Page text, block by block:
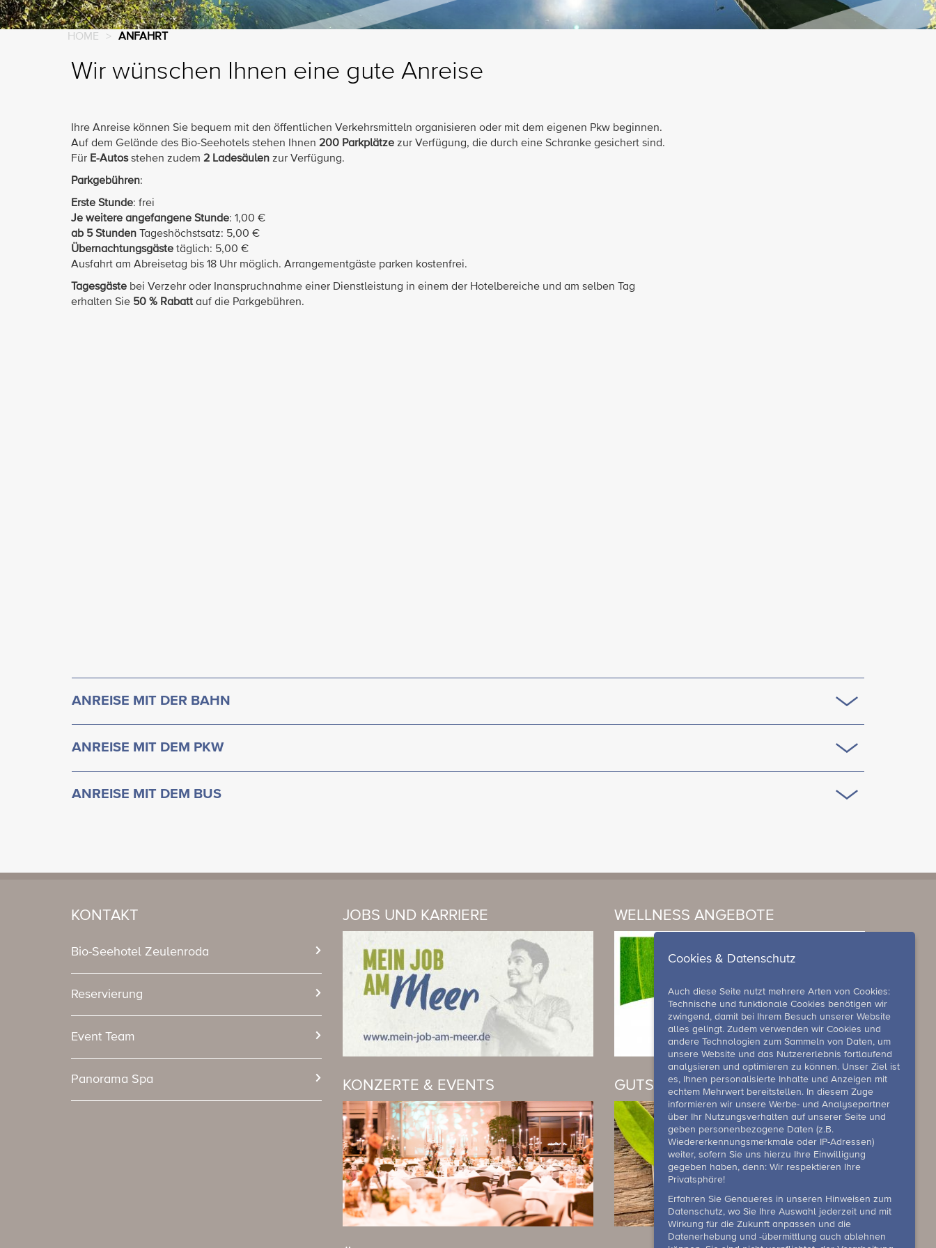
HOME > ANFAHRT
Wir wünschen Ihnen eine gute Anreise
Ihre Anreise können Sie bequem mit den öffentlichen Verkehrsmitteln organisieren oder mit dem eigenen Pkw beginnen.
Auf dem Gelände des Bio-Seehotels stehen Ihnen 200 Parkplätze zur Verfügung, die durch eine Schranke gesichert sind.
Für E-Autosstehen zudem 2 Ladesäulen zur Verfügung.
Parkgebühren:
Erste Stunde: frei
Je weitere angefangene Stunde: 1,00 €
ab 5 Stunden Tageshöchstsatz: 5,00 €
Übernachtungsgäste täglich: 5,00 €
Ausfahrt am Abreisetag bis 18 Uhr möglich. Arrangementgäste parken kostenfrei.
Tagesgäste bei Verzehr oder Inanspruchnahme einer Dienstleistung in einem der Hotelbereiche und am selben Tag
erhalten Sie 50 % Rabatt auf die Parkgebühren.
ANREISE MIT DER BAHN
ANREISE MIT DEM PKW
ANREISE MIT DEM BUS
KONTAKT
Bio-Seehotel Zeulenroda
Reservierung
Event Team
Panorama Spa
JOBS UND KARRIERE
KONZERTE & EVENTS
WELLNESS ANGEBOTE
GUTSCHEIN
Cookies & Datenschutz
Auch diese Seite nutzt mehrere Arten von Cookies:
Technische und funktionale Cookies benötigen wir
zwingend, damit bei Ihrem Besuch unserer Website
alles gelingt. Zudem verwenden wir Cookies und
andere Technologien zum Sammeln von Daten, um
unsere Website und das Nutzererlebnis fortlaufend
analysieren und optimieren zu können. Unser Ziel ist
es, Ihnen personalisierte Inhalte und Anzeigen mit
echtem Mehrwert bereitstellen. In diesem Zuge
informieren wir unsere Werbe- und Analysepartner
über Ihr Nutzungsverhalten auf unserer Seite und
geben personenbezogene Daten (z.B.
Wiedererkennungsmerkmale oder IP-Adressen)
weiter, sofern Sie uns hierzu Ihre Einwilligung
gegeben haben, denn: Wir respektieren Ihre
Privatsphäre!
Erfahren Sie Genaueres in unseren Hinweisen zum
Datenschutz, wo Sie Ihre Auswahl jederzeit und mit
Wirkung für die Zukunft anpassen und die
Datenerhebung und -übermittlung auch ablehnen